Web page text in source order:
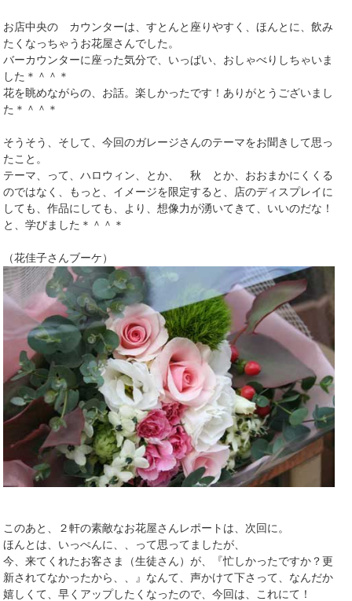
お店中央の カウンターは、すとんと座りやすく、ほんとに、飲み
たくなっちゃうお花屋さんでした。
バーカウンターに座った気分で、いっぱい、おしゃべりしちゃいま
した＊＾＾＊
花を眺めながらの、お話。楽しかったです！ありがとうございまし
た＊＾＾＊
そうそう、そして、今回のガレージさんのテーマをお聞きして思っ
たこと。
テーマ、って、ハロウィン、とか、 秋 とか、おおまかにくくる
のではなく、もっと、イメージを限定すると、店のディスプレイに
しても、作品にしても、より、想像力が湧いてきて、いいのだな！
と、学びました＊＾＾＊
（花佳子さんブーケ）
このあと、２軒の素敵なお花屋さんレポートは、次回に。
ほんとは、いっぺんに、、って思ってましたが、
今、来てくれたお客さま（生徒さん）が、『忙しかったですか？更
新されてなかったから、、』なんて、声かけて下さって、なんだか
嬉しくて、早くアップしたくなったので、今回は、これにて！